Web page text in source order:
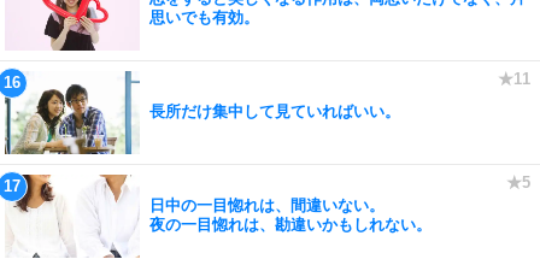
思いでも有効。
長所だけ集中して見ていればいい。
日中の一目惚れは、間違いない。
夜の一目惚れは、勘違いかもしれない。